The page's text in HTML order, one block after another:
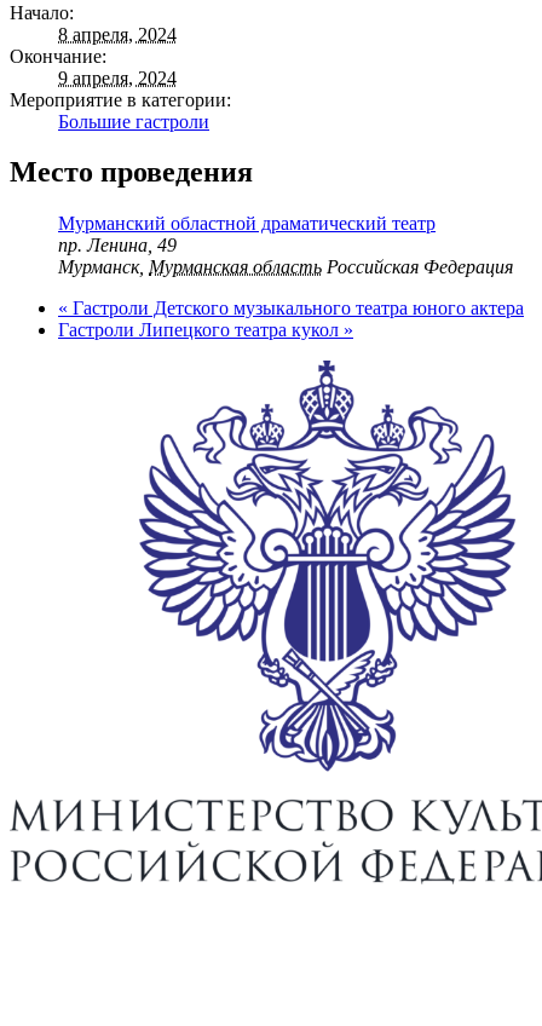
Начало:
8 апреля, 2024
Окончание:
9 апреля, 2024
Мероприятие в категории:
Большие гастроли
Место проведения
Мурманский областной драматический театр
пр. Ленина, 49
Мурманск, Мурманская область Российская Федерация
« Гастроли Детского музыкального театра юного актера
Гастроли Липецкого театра кукол »